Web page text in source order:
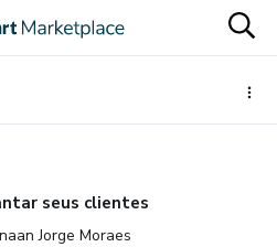
seus clientes
Jorge Moraes